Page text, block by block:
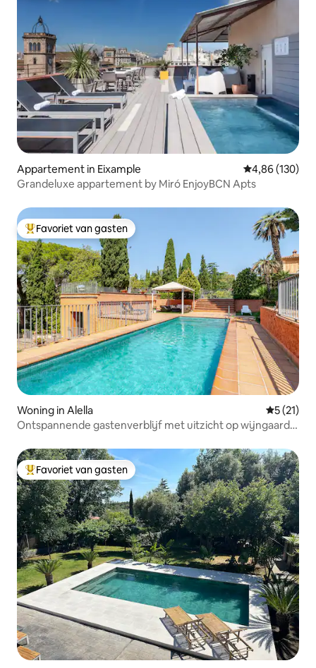
Appartement in Eixample Gemiddelde
4,86 (130)
Grandeluxe appartement by Miró EnjoyBCN Apts
Topfavoriet van gasten
Favoriet van gasten
Woning in Alella
5 (21)
Ontspannende gastenverblijf met uitzicht op wijngaard
Topfavoriet van gasten
Favoriet van gasten